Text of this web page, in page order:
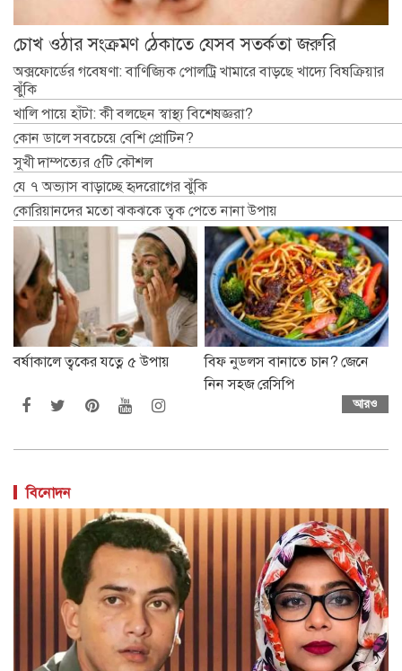
চোখ ওঠার সংক্রমণ ঠেকাতে যেসব সতর্কতা জরুরি
অক্সফোর্ডের গবেষণা: বাণিজ্যিক পোলট্রি খামারে বাড়ছে খাদ্যে বিষক্রিয়ার
ঝুঁকি
খালি পায়ে হাঁটা: কী বলছেন স্বাস্থ্য বিশেষজ্ঞরা?
কোন ডালে সবচেয়ে বেশি প্রোটিন?
সুখী দাম্পত্যের ৫টি কৌশল
যে ৭ অভ্যাস বাড়াচ্ছে হৃদরোগের ঝুঁকি
কোরিয়ানদের মতো ঝকঝকে ত্বক পেতে নানা উপায়
বর্ষাকালে ত্বকের যত্নে ৫ উপায়
বিফ নুডলস বানাতে চান? জেনে
নিন সহজ রেসিপি
আরও
বিনোদন